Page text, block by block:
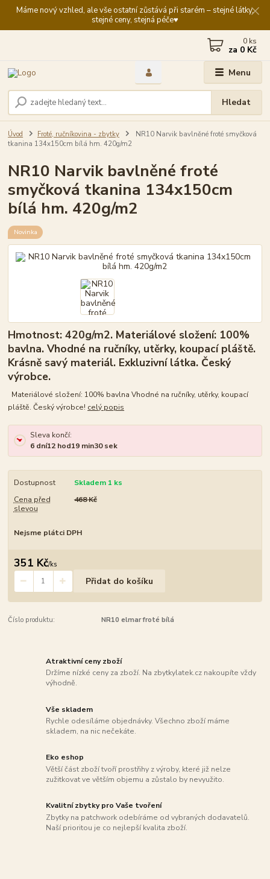
Máme nový vzhled, ale vše ostatní zůstává při starém – stejné látky,
stejné ceny, stejná péče♥️
Menu
Hledat
0 ks
za 0 Kč
Úvod Froté, ručníkovina - zbytky
NR10 Narvik bavlněné froté smyčková
tkanina 134x150cm bílá hm. 420g/m2
NR10 Narvik bavlněné froté
smyčková tkanina 134x150cm
bílá hm. 420g/m2
Novinka
Hmotnost: 420g/m2. Materiálové složení: 100%
bavlna. Vhodné na ručníky, utěrky, koupací pláště.
Krásně savý materiál. Exkluzivní látka. Český
výrobce.
Materiálové složení: 100% bavlna Vhodné na ručníky, utěrky, koupací
pláště. Český výrobce! celý popis
Sleva končí:
6 dní12hod19min30sek
Dostupnost
Skladem 1 ks
Cena před
slevou
468 Kč
Nejsme plátci DPH
351 Kč/ks
Přidat do košíku
Číslo produktu: NR10 elmar froté bílá
Atraktivní ceny zboží
Držíme nízké ceny za zboží. Na zbytkylatek.cz nakoupíte vždy
výhodně.
Vše skladem
Rychle odesíláme objednávky. Všechno zboží máme
skladem, na nic nečekáte.
Eko eshop
Větší část zboží tvoří prostřihy z výroby, které již nelze
zužitkovat ve větším objemu a zůstalo by nevyužito.
Kvalitní zbytky pro Vaše tvoření
Zbytky na patchwork odebíráme od vybraných dodavatelů.
Naší prioritou je co nejlepší kvalita zboží.